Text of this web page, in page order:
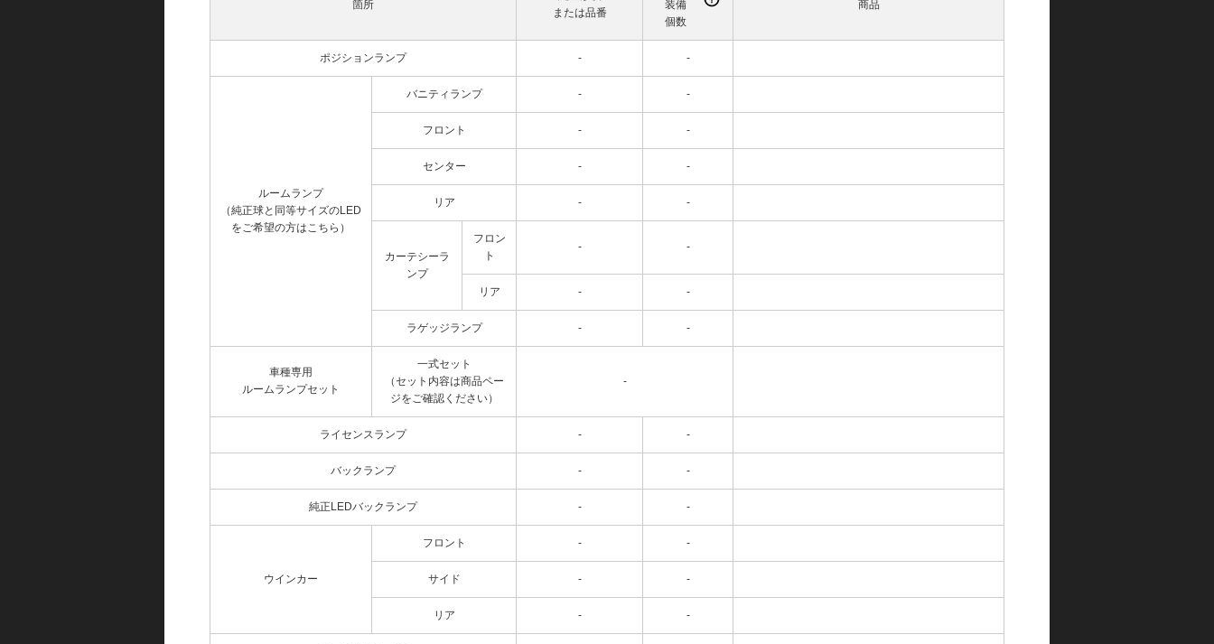
箇所
または品番
装備
個数
商品
ポジションランプ - -
ルームランプ
（純正球と同等サイズのLED
をご希望の方はこちら）
バニティランプ - -
フロント - -
センター - -
リア - -
カーテシーラ
ンプ
フロン
ト
- -
リア - -
ラゲッジランプ - -
車種専用
ルームランプセット
一式セット
（セット内容は商品ペー
ジをご確認ください）
-
ライセンスランプ - -
バックランプ - -
純正LEDバックランプ - -
ウインカー
フロント - -
サイド - -
リア - -